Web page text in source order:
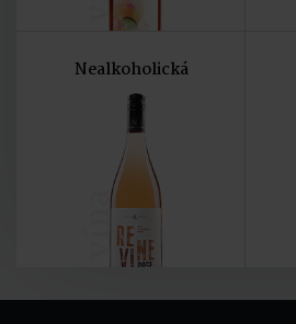
Nealkoholická
vína